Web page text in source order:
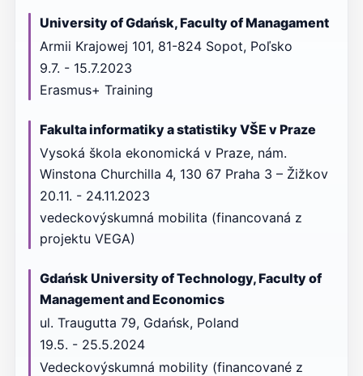
University of Gdańsk, Faculty of Managament
Armii Krajowej 101, 81-824 Sopot, Poľsko
9.7. - 15.7.2023
Erasmus+ Training
Fakulta informatiky a statistiky VŠE v Praze
Vysoká škola ekonomická v Praze, nám.
Winstona Churchilla 4, 130 67 Praha 3 – Žižkov
20.11. - 24.11.2023
vedeckovýskumná mobilita (financovaná z
projektu VEGA)
Gdańsk University of Technology, Faculty of
Management and Economics
ul. Traugutta 79, Gdańsk, Poland
19.5. - 25.5.2024
Vedeckovýskumná mobility (financované z